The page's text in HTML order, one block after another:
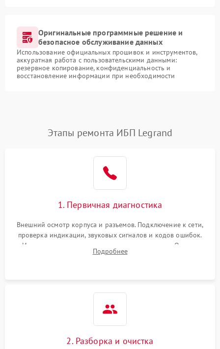
Оригинальные программные решение и
безопасное обслуживание данных
Использование официальных прошивок и инструментов,
аккуратная работа с пользовательскими данными:
резервное копирование, конфиденциальность и
восстановление информации при необходимости
Этапы ремонта ИБП Legrand
1. Первичная диагностика
Внешний осмотр корпуса и разъемов. Подключение к сети,
проверка индикации, звуковых сигналов и кодов ошибок.
Измерение входного и выходного напряжения. Оценка
реакции ИБП на отключение основного питания без
Подробнее
2. Разборка и очистка